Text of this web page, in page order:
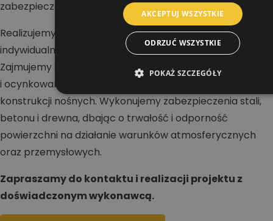
zabezpieczeń antykorozyjnych i ogniochronnych.
Realizujemy projekty na terenie całej Polski dla klientów
indywidualnych, firm i inwestorów przemysłowych.
Zajmujemy się renowacją dachów stalowych, blaszanych
i ocynkowanych, a także malowaniem hal oraz
konstrukcji nośnych. Wykonujemy zabezpieczenia stali,
betonu i drewna, dbając o trwałość i odporność
powierzchni na działanie warunków atmosferycznych
oraz przemysłowych.
Zapraszamy do kontaktu i realizacji projektu z
doświadczonym wykonawcą.
AKCEPTUJ WSZYSTKIE
ODRZUĆ WSZYSTKIE
POKAŻ SZCZEGÓŁY